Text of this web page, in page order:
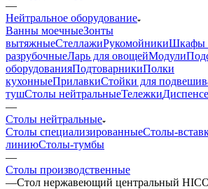
—
Нейтральное оборудование
Ванны моечныеЗонты
вытяжныеСтеллажиРукомойникиШкафы
разрубочныеЛарь для овощейМодули
оборудованияПодтоварникиПолки
кухонныеПрилавкиСтойки для
тушСтолы нейтральныеТележки
—
Столы нейтральные
Столы специализированныеСтолы-
линиюСтолы-тумбы
—
Столы производственные
—Стол нержавеющий центральный